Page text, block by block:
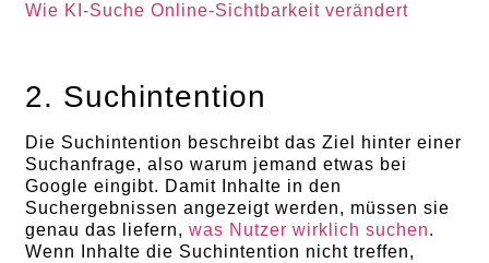
Wie KI-Suche Online-Sichtbarkeit verändert
2. Suchintention
Die Suchintention beschreibt das Ziel hinter einer
Suchanfrage, also warum jemand etwas bei
Google eingibt. Damit Inhalte in den
Suchergebnissen angezeigt werden, müssen sie
genau das liefern,was Nutzer wirklich suchen.
Wenn Inhalte die Suchintention nicht treffen,